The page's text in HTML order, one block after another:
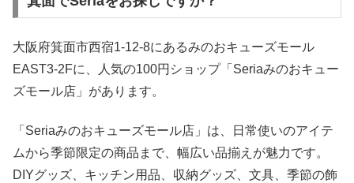
大阪府箕面市西宿1-12-8にあるみのおキューズモール
EAST3-2Fに、人気の100円ショップ「Seriaみのおキュー
ズモール店」があります。
「Seriaみのおキューズモール店」は、日常使いのアイテ
ムから季節限定の商品まで、幅広い品揃えが魅力です。
DIYグッズ、キッチン用品、収納グッズ、文具、季節の飾